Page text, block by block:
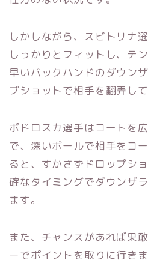
しかしながら、スビトリナ
しっかりとフィットし、テ
早いバックハンドのダウン
プショットで相手を翻弄して
ポドロスカ選手はコートを
で、深いボールで相手をコ
ると、すかさずドロップシ
確なタイミングでダウンザ
ます。
また、チャンスがあれば果
ーでポイントを取りに行き